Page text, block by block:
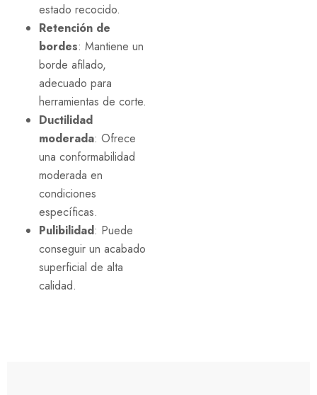
estado recocido.
Retención de
bordes: Mantiene un
borde afilado,
adecuado para
herramientas de corte.
Ductilidad
moderada: Ofrece
una conformabilidad
moderada en
condiciones
específicas.
Pulibilidad: Puede
conseguir un acabado
superficial de alta
calidad.